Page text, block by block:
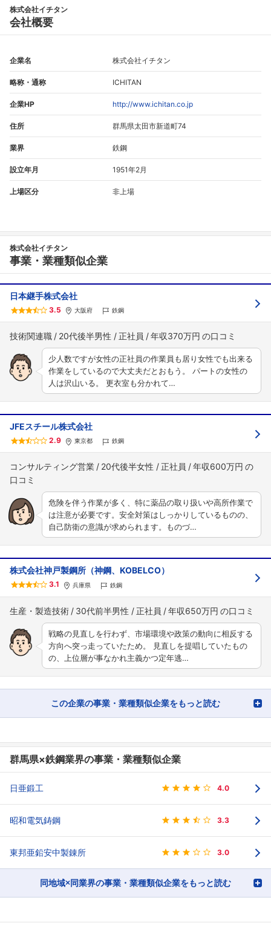
フォローしました
株式会社イチタン
会社概要
企業名 株式会社イチタン
略称・通称 ICHITAN
企業HP http://www.ichitan.co.jp
住所 群馬県太田市新道町74
業界 鉄鋼
設立年月 1951年2月
上場区分 非上場
株式会社イチタン
事業・業種類似企業
日本継手株式会社
3.5 大阪府 鉄鋼
技術関連職 20代後半男性 正社員 年収370万円
少人数ですが女性の正社員の作業員も居り女性でも出来る
作業をしているので大丈夫だとおもう。 パートの女性の
人は沢山いる。 更衣室も分かれて…
JFEスチール株式会社
2.9 東京都 鉄鋼
コンサルティング営業 20代後半女性 正社員 年収600万円
危険を伴う作業が多く、特に薬品の取り扱いや高所作業で
は注意が必要です。安全対策はしっかりしているものの、
自己防衛の意識が求められます。ものづ…
株式会社神戸製鋼所（神鋼、KOBELCO）
3.1 兵庫県 鉄鋼
生産・製造技術 30代前半男性 正社員 年収650万円
戦略の見直しを行わず、市場環境や政策の動向に相反する
方向へ突っ走っていたため。 見直しを提唱していたもの
の、上位層が事なかれ主義かつ定年逃…
この企業の事業・業種類似企業をもっと読む
群馬県×鉄鋼業界の事業・業種類似企業
日亜鍛工 4.0
昭和電気鋳鋼 3.3
東邦亜鉛安中製錬所 3.0
同地域×同業界の事業・業種類似企業をもっと読む